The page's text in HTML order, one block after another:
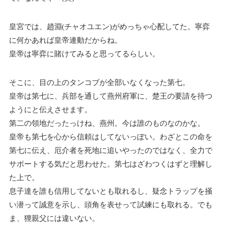
皇宮では、趙淵(チャオユエン)がめっちゃ心配してた。寧弈
に何かあれば皇帝連動だからね。
皇帝は寧弈に賭けてみると思ってるらしい。
そこに、目の上のタンコブが全部いなくなった第七。
皇帝は第七に、兵部を通して燕州府軍に、楚王の要請を待つ
ようにと伝えさせます。
第二の領地だったっけね、燕州。今は誰のものなのかな。
皇帝も第七を心から信頼はしてないっぽい。わざとこの命を
第七に伝え、厄介者を死地に追いやったのではなく、全力で
サポートする気だと思わせた。第七はざわつくはずと理解し
た上で。
息子達を誰も信用してないとも取れるし、疑念トラップを掻
い潜って誠意を示し、頭角を表せって試練にも取れる。でも
ま、狸親父には違いない。